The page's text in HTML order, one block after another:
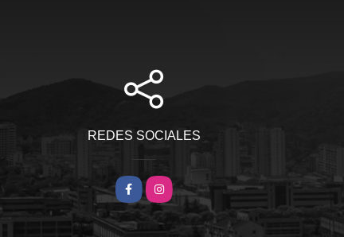
REDES SOCIALES
Facebook
Instagram